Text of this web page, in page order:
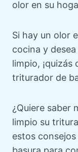
olor en su
Si hay un olor
cocina y
limpio, ¡quizás
triturador de
¿Quiere saber
limpio su
estos